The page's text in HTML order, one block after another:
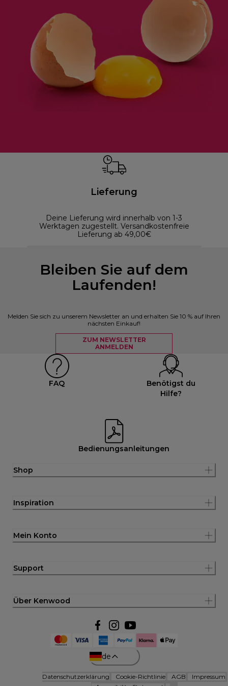
Lieferung
Deine Lieferung wird innerhalb von 1-3
Werktagen zugestellt. Versandkostenfreie
Lieferung ab 49,00€
Bleiben Sie auf dem
Laufenden!
Melden Sie sich zu unserem Newsletter an und erhalten Sie 10 % auf Ihren
nächsten Einkauf!
ZUM NEWSLETTER
ANMELDEN
FAQ
Benötigst du
Hilfe?
Bedienungsanleitungen
Shop
Inspiration
Mein Konto
Support
Über Kenwood
de
Datenschutzerklärung Cookie-Richtlinie AGB
Impressum